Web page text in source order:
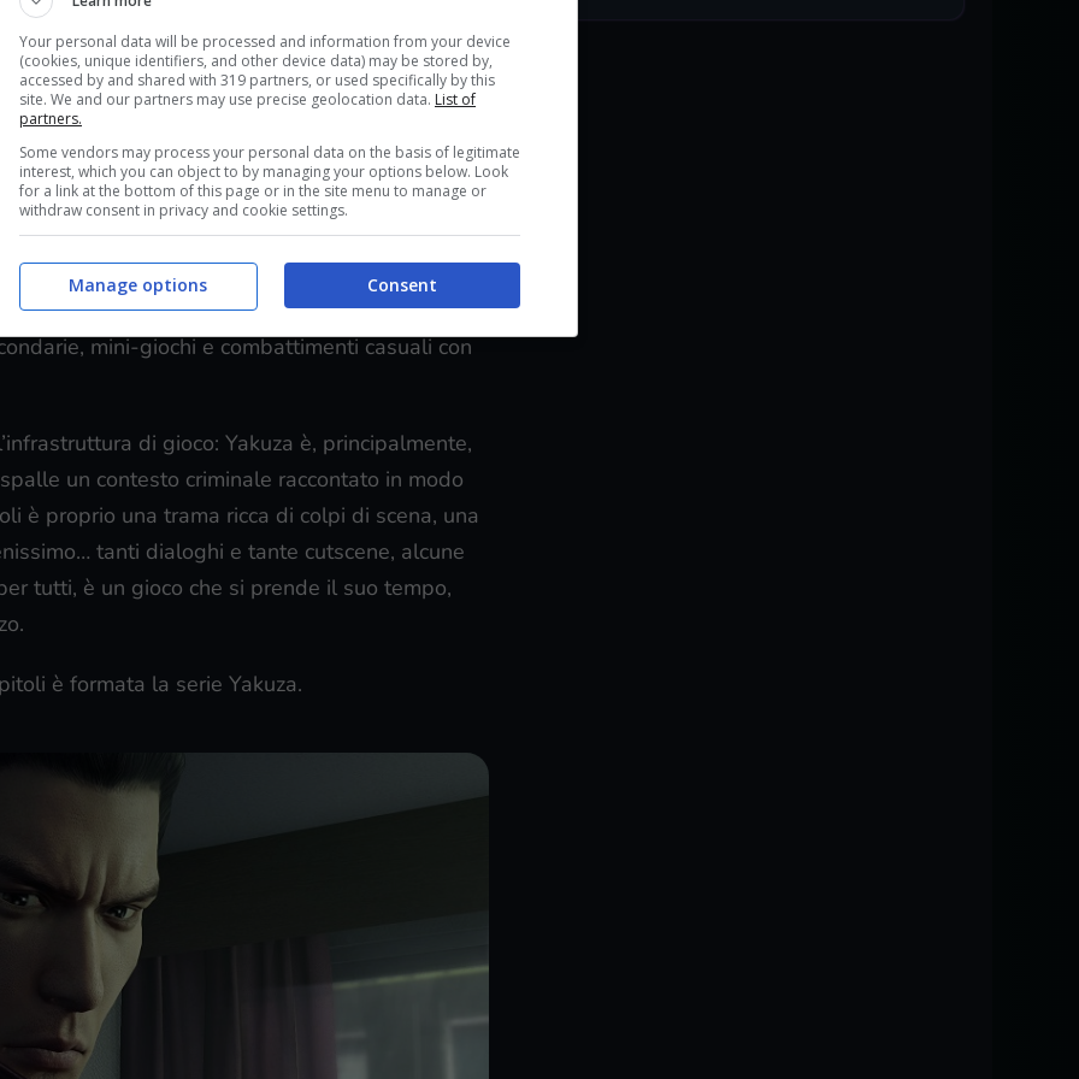
per aiutare chi non è avvezzo a giocare titoli
la serie ha visto tantissime uscite che
i punti cardine della serie sono rimasti più o
roaming nel, perlopiù, quartiere a luci rosse di
grande percorribile solo a piedi, ma
mini-giochi e combattimenti casuali con
di gioco: Yakuza è, principalmente,
un contesto criminale raccontato in modo
è proprio una trama ricca di colpi di scena, una
tanti dialoghi e tante cutscene, alcune
tutti, è un gioco che si prende il suo tempo,
è formata la serie Yakuza.
Your personal data will be processed and information from your device
(cookies, unique identifiers, and other device data) may be stored by,
accessed by and shared with 319 partners, or used specifically by this
site. We and our partners may use precise geolocation data. List of
partners.
Some vendors may process your personal data on the basis of legitimate
interest, which you can object to by managing your options below. Look
for a link at the bottom of this page or in the site menu to manage or
withdraw consent in privacy and cookie settings.
Consent
Manage options